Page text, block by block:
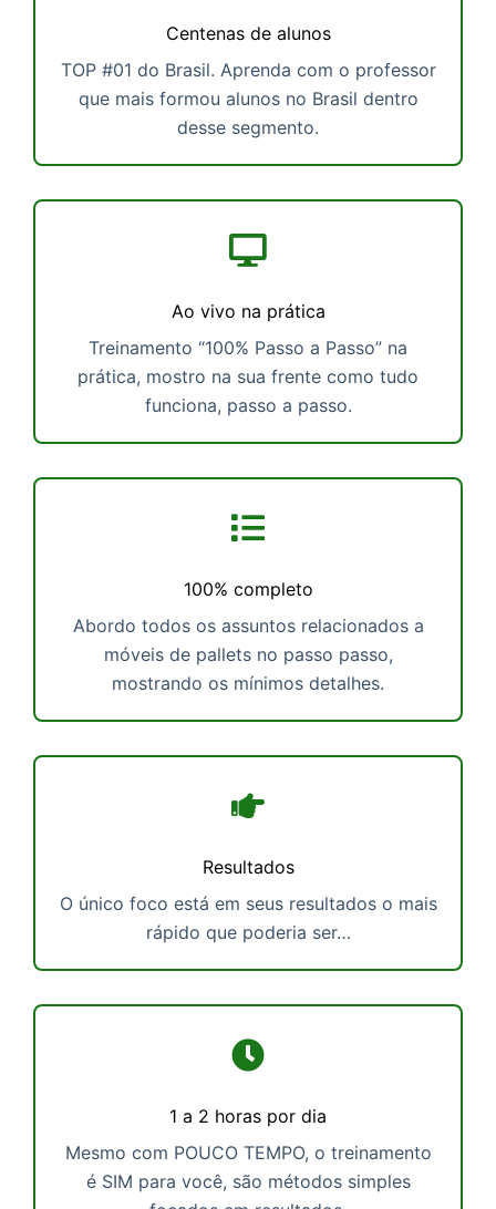
Centenas de alunos
TOP #01 do Brasil. Aprenda com o professor
que mais formou alunos no Brasil dentro
desse segmento.
Ao vivo na prática
Treinamento “100% Passo a Passo” na
prática, mostro na sua frente como tudo
funciona, passo a passo.
100% completo
Abordo todos os assuntos relacionados a
móveis de pallets no passo passo,
mostrando os mínimos detalhes.
Resultados
O único foco está em seus resultados o mais
rápido que poderia ser…
1 a 2 horas por dia
Mesmo com POUCO TEMPO, o treinamento
é SIM para você, são métodos simples